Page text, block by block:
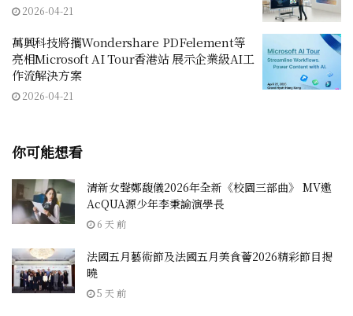
2026-04-21
萬興科技將攜Wondershare PDFelement等
亮相Microsoft AI Tour香港站 展示企業級AI工
作流解決方案
2026-04-21
你可能想看
清新女聲鄭馥儀2026年全新《校園三部曲》 MV邀
AcQUA源少年李秉諭演學長
6 天 前
法國五月藝術節及法國五月美食薈2026精彩節目揭
曉
5 天 前